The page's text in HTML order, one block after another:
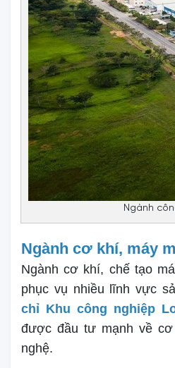
Ngành
Ngành cơ khí, máy
Ngành cơ khí, chế tạo
phục vụ nhiều lĩnh vực
chỉ Khu công nghiệp
được đầu tư mạnh về
nghệ.